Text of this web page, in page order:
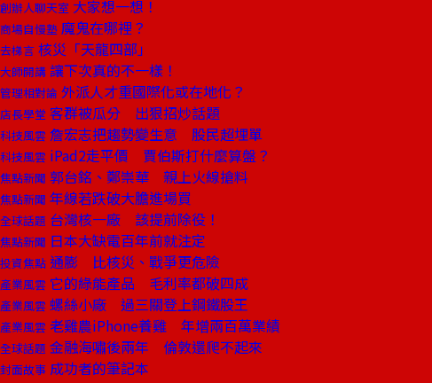
創辦人聊天室 大家想一想！
商場自慢塾 魔鬼在哪裡？
去梯言 核災「天龍四部」
大師開講 讓下次真的不一樣！
管理相對論 外派人才重國際化或在地化？
店長學堂 客群被瓜分 出狠招炒話題
科技風雲 詹宏志把趨勢變生意 股民超埋單
科技風雲 iPad2走平價 賈伯斯打什麼算盤？
焦點新聞 郭台銘、鄭崇華 親上火線搶料
焦點新聞 年線若跌破大膽進場買
全球話題 台灣核一廠 該提前除役！
焦點新聞 日本大缺電百年前就注定
投資焦點 通膨 比核災、戰爭更危險
產業風雲 它的綠能產品 毛利率都破四成
產業風雲 螺絲小廠 過三關登上鋼鐵股王
產業風雲 老雞農iPhone養雞 年增兩百萬業績
全球話題 金融海嘯後兩年 倫敦還爬不起來
封面故事 成功者的筆記本